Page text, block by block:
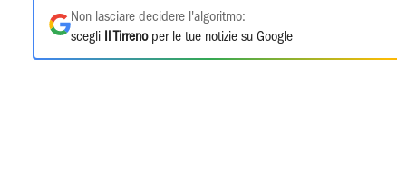
Non lasciare decidere l'algoritmo:
scegli
Il Tirrenoper le tue notizie su Google